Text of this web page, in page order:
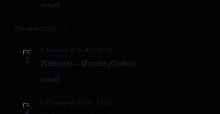
virtuell
Oktober 2026
FR.
2 Webcast – MondayCoffee
2. Oktober @ 14:00 - 15:00
virtuell
FR. 9. Oktober @ 14:00 - 15:00